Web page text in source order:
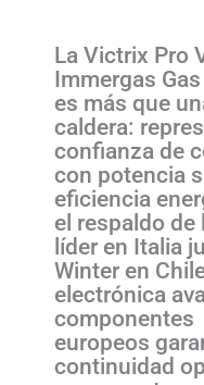
La Victrix Pro
Immergas
es más que
caldera:
confianza de
con potencia
eficiencia
el respaldo de
líder en Italia
Winter en
electrónica
componentes
europeos
continuidad